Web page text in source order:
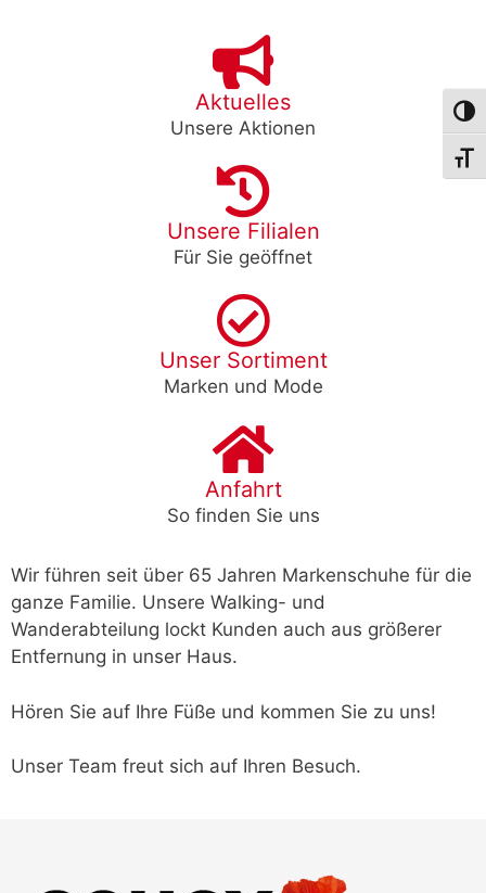
Aktuelles
Unsere Aktionen
Unsere Filialen
Für Sie geöffnet
Unser Sortiment
Marken und Mode
Anfahrt
So finden Sie uns
Wir führen seit über 65 Jahren Markenschuhe für die
ganze Familie. Unsere Walking- und
Wanderabteilung lockt Kunden auch aus größerer
Entfernung in unser Haus.
Hören Sie auf Ihre Füße und kommen Sie zu uns!
Unser Team freut sich auf Ihren Besuch.